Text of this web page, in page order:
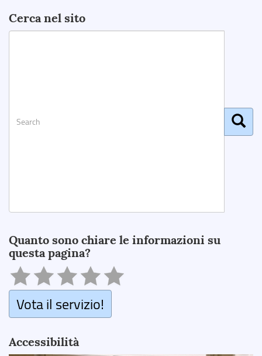
Cerca nel sito
Quanto sono chiare le informazioni su
questa pagina?
Vota il servizio!
Accessibilità